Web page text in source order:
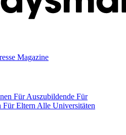
Magazine
Für Auszubildende Für
Für Eltern Alle Universitäten